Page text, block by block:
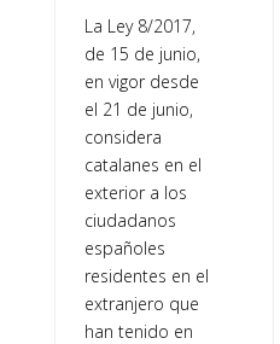
La Ley 8/2017,
de 15 de junio,
en vigor desde
el 21 de junio,
considera
catalanes en el
exterior a los
ciudadanos
españoles
residentes en el
extranjero que
han tenido en